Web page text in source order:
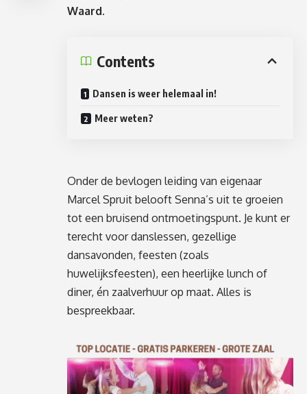
Waard.
Contents
Dansen is weer helemaal in!
Meer weten?
Onder de bevlogen leiding van eigenaar
Marcel Spruit belooft Senna’s uit te groeien
tot een bruisend ontmoetingspunt. Je kunt er
terecht voor danslessen, gezellige
dansavonden, feesten (zoals
huwelijksfeesten), een heerlijke lunch of
diner, én zaalverhuur op maat. Alles is
bespreekbaar.